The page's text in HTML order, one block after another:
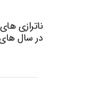
ناترازی
در سال